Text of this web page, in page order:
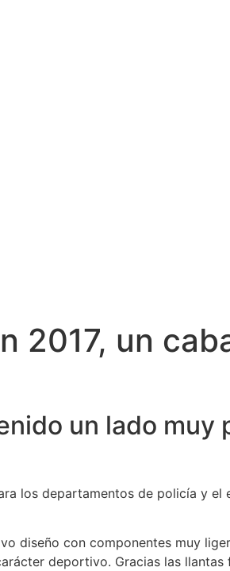
2017, un
un lado
los departamentos de policía y el
diseño con componentes muy
deportivo. Gracias las